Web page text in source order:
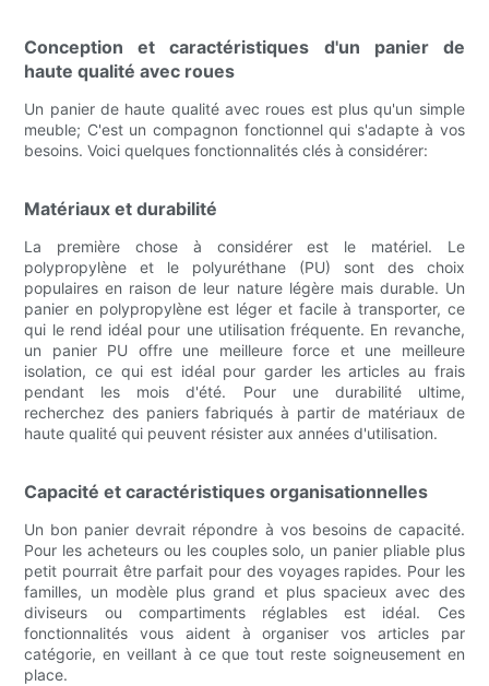
Conception et caractéristiques d'un panier de
haute qualité avec roues
Un panier de haute qualité avec roues est plus qu'un simple
meuble; C'est un compagnon fonctionnel qui s'adapte à vos
besoins. Voici quelques fonctionnalités clés à considérer:
Matériaux et durabilité
La première chose à considérer est le matériel. Le
polypropylène et le polyuréthane (PU) sont des choix
populaires en raison de leur nature légère mais durable. Un
panier en polypropylène est léger et facile à transporter, ce
qui le rend idéal pour une utilisation fréquente. En revanche,
un panier PU offre une meilleure force et une meilleure
isolation, ce qui est idéal pour garder les articles au frais
pendant les mois d'été. Pour une durabilité ultime,
recherchez des paniers fabriqués à partir de matériaux de
haute qualité qui peuvent résister aux années d'utilisation.
Capacité et caractéristiques organisationnelles
Un bon panier devrait répondre à vos besoins de capacité.
Pour les acheteurs ou les couples solo, un panier pliable plus
petit pourrait être parfait pour des voyages rapides. Pour les
familles, un modèle plus grand et plus spacieux avec des
diviseurs ou compartiments réglables est idéal. Ces
fonctionnalités vous aident à organiser vos articles par
catégorie, en veillant à ce que tout reste soigneusement en
place.